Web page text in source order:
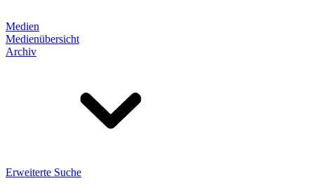
Medien
Medienübersicht
Archiv
Erweiterte Suche